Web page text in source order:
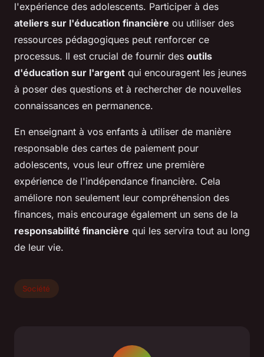
l'expérience des adolescents. Participer à des
ateliers sur l'éducation financière ou utiliser des
ressources pédagogiques peut renforcer ce
processus. Il est crucial de fournir des outils
d'éducation sur l'argent qui encouragent les jeunes
à poser des questions et à rechercher de nouvelles
connaissances en permanence.
En enseignant à vos enfants à utiliser de manière
responsable des cartes de paiement pour
adolescents, vous leur offrez une première
expérience de l'indépendance financière. Cela
améliore non seulement leur compréhension des
finances, mais encourage également un sens de la
responsabilité financière qui les servira tout au long
de leur vie.
Société